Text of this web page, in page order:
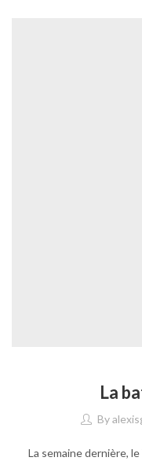
La
By
La semaine dernière,